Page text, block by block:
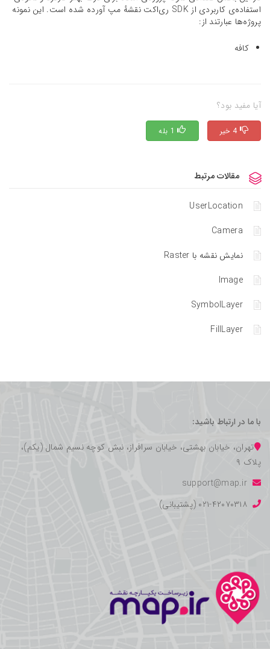
استفاده‌ی کاربردی از SDK ری‌اکت نقشه‌ٔ مپ آورده شده است. این نمونه
پروژه‌ها عبارتند از:
کافه
آیا مفید بود؟
1 بله 4 خیر
مقالات مرتبط
UserLocation
Camera
نمایش نقشه با Raster
Image
SymbolLayer
FillLayer
با ما در ارتباط باشید:
تهران، خیابان بهشتی، خیابان سرافراز، نبش کوچه نسیم شمال (یکم)،
پلاک ۹